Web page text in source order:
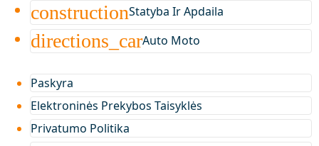
constructionStatyba Ir Apdaila
directions_carAuto Moto
Paskyra
Elektroninės Prekybos Taisyklės
Privatumo Politika